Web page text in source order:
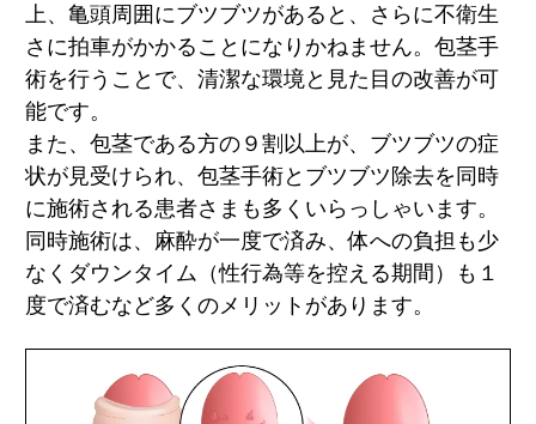
上、亀頭周囲にブツブツがあると、さらに不衛生
さに拍車がかかることになりかねません。包茎手
術を行うことで、清潔な環境と見た目の改善が可
能です。
また、包茎である方の９割以上が、ブツブツの症
状が見受けられ、包茎手術とブツブツ除去を同時
に施術される患者さまも多くいらっしゃいます。
同時施術は、麻酔が一度で済み、体への負担も少
なくダウンタイム（性行為等を控える期間）も１
度で済むなど多くのメリットがあります。